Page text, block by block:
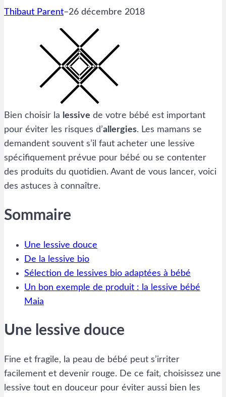
Thibaut Parent–26 décembre 2018
Bien choisir la lessive de votre bébé est important
pour éviter les risques d’allergies. Les mamans se
demandent souvent s’il faut acheter une lessive
spécifiquement prévue pour bébé ou se contenter
des produits du quotidien. Avant de vous lancer, voici
des astuces à connaître.
Sommaire
Une lessive douce
De la lessive bio
Sélection de lessives bio adaptées à bébé
Un bon exemple de produit : la lessive bébé
Maia
Une lessive douce
Fine et fragile, la peau de bébé peut s’irriter
facilement et devenir rouge. De ce fait, choisissez une
lessive tout en douceur pour éviter aussi bien les